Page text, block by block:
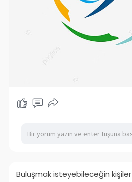
Buluşmak isteyebileceğin kişiler